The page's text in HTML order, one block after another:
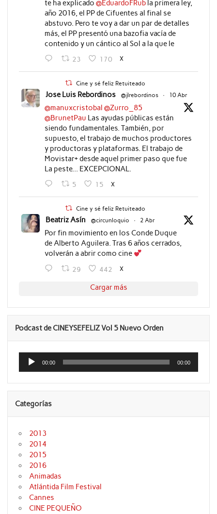
te ha explicado @EduardoFRubla primera ley,
año 2016, el PP de Cifuentes al final se
abstuvo. Pero te voy a dar un par de detalles
más, el PP presentó una bazofia vacía de
contenido y un cántico al Sol a la que le
23 170 X
Cine y sé feliz Retuiteado
Jose Luis Rebordinos @jlrebordinos · 10 Abr
@manuxcristobal @Zurro_85
@BrunetPau Las ayudas públicas están
siendo fundamentales. También, por
supuesto, el trabajo de muchos productores
y productoras y plataformas. El trabajo de
Movistar+ desde aquel primer paso que fue
La peste... EXCEPCIONAL.
5 15 X
Cine y sé feliz Retuiteado
Beatriz Asín @circunloquio · 2 Abr
Por fin movimiento en los Conde Duque
de Alberto Aguilera. Tras 6 años cerrados,
volverán a abrir como cine
29 442 X
Cargar más
Podcast de CINEYSEFELIZ Vol 5 Nuevo Orden
Reproductor
audio
00:00 00:00
Categorías
2013
2014
2015
2016
Animadas
Atlántida Film Festival
Cannes
CINE PEQUEÑO